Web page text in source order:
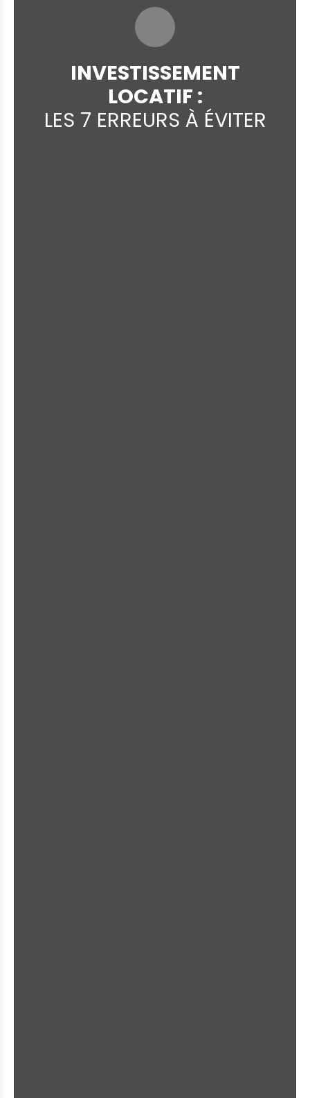
INVESTISSEMENT
LOCATIF :
LES 7 ERREURS À ÉVITER